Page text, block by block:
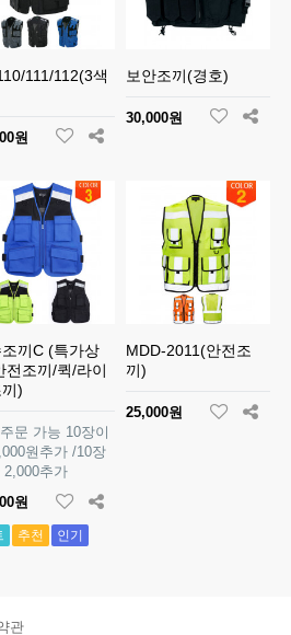
111/112(3색
원
보안조끼(경호)
30,000원
끼C (특가상
전조끼/퀵/라이
)
문 가능 10장이
원추가 /10장
2,000추가
원
추천 인기
MDD-2011(안전조
끼)
25,000원
관